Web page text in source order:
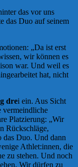
das vor uns
das Duo auf seinem
„Da ist erst
wir können es
war. Und weil es
hat, nicht
drei ein. Aus Sicht
vermeindliche
Platzierung: „Wir
Rückschläge,
das Duo. Und dann
Athlet:innen, die
zu stehen. Und noch
Wir dürfen zu